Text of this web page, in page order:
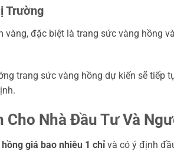
Trường
vàng, đặc biệt là trang sức vàng hồng
trang sức vàng hồng dự kiến sẽ tiếp
Cho Nhà Đầu Tư Và
giá bao nhiêu 1 chỉ và có ý định